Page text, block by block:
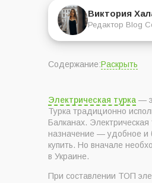
Виктория
Редактор Blog
Содержание:Раскрыть
9. Электротурка
8. Электротурка
7. Электротурка
6. Электротурка
5. Электротурка
Электрическая турка —
Турка традиционно
Балканах.
назначение — удобное и
купить. Но вначале
в Украине.
При составлении ТОП